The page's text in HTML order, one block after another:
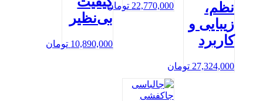
نظم،
زیبایی و
کاربرد
27,324,000 تومان
22,770,000 تومان
بی‌نظیر
10,890,000 تومان